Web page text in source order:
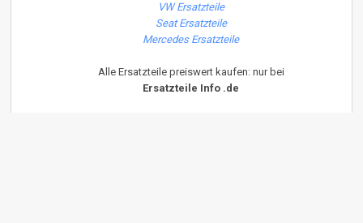
VW Ersatzteile
Seat Ersatzteile
Mercedes Ersatzteile
Alle Ersatzteile preiswert kaufen: nur bei
Ersatzteile Info .de